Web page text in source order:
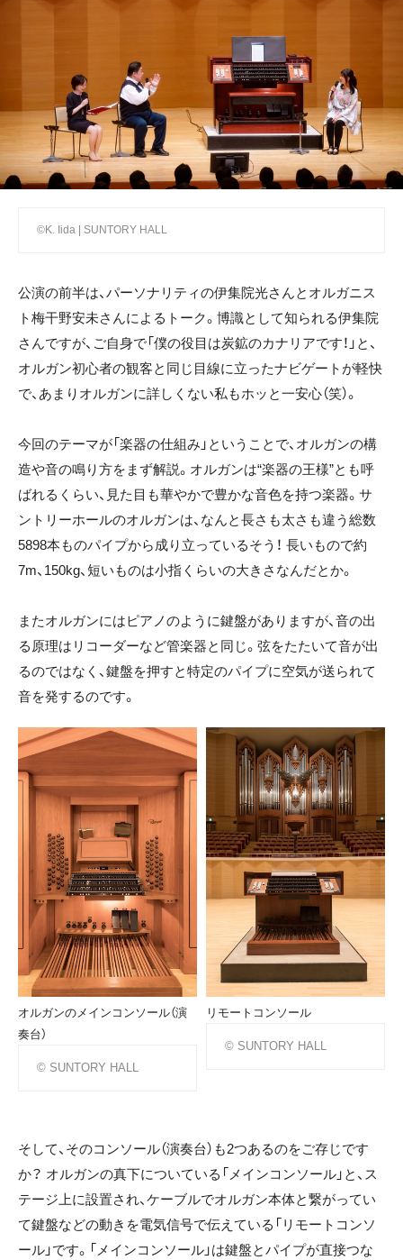
©K. Iida | SUNTORY HALL
公演の前半は、パーソナリティの伊集院光さんとオルガニス
ト梅干野安未さんによるトーク。博識として知られる伊集院
さんですが、ご自身で「僕の役目は炭鉱のカナリアです！」と、
オルガン初心者の観客と同じ目線に立ったナビゲートが軽快
で、あまりオルガンに詳しくない私もホッと一安心（笑）。
今回のテーマが「楽器の仕組み」ということで、オルガンの構
造や音の鳴り方をまず解説。オルガンは“楽器の王様”とも呼
ばれるくらい、見た目も華やかで豊かな音色を持つ楽器。サ
ントリーホールのオルガンは、なんと長さも太さも違う総数
5898本ものパイプから成り立っているそう！ 長いもので約
7m、150kg、短いものは小指くらいの大きさなんだとか。
またオルガンにはピアノのように鍵盤がありますが、音の出
る原理はリコーダーなど管楽器と同じ。弦をたたいて音が出
るのではなく、鍵盤を押すと特定のパイプに空気が送られて
音を発するのです。
オルガンのメインコンソール（演
奏台）
© SUNTORY HALL
リモートコンソール
© SUNTORY HALL
そして、そのコンソール（演奏台）も2つあるのをご存じです
か？ オルガンの真下についている「メインコンソール」と、ス
テージ上に設置され、ケーブルでオルガン本体と繋がってい
て鍵盤などの動きを電気信号で伝えている「リモートコンソ
ール」です。「メインコンソール」は鍵盤とパイプが直接つな